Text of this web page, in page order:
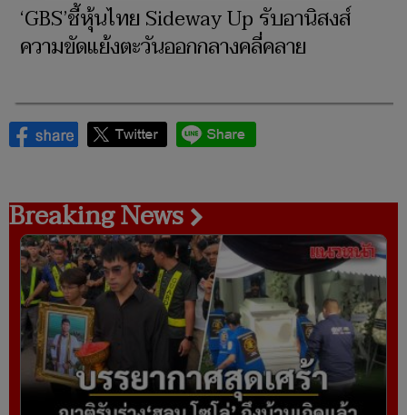
‘GBS’ชี้หุ้นไทย Sideway Up รับอานิสงส์
ความขัดแย้งตะวันออกกลางคลี่คลาย
Breaking News